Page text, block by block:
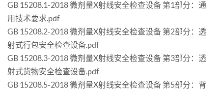
GB 15208.1-2018 微剂量X射线安全检查设备 第1部分：通
用技术要求.pdf
GB 15208.2-2018 微剂量X射线安全检查设备 第2部分：透
射式行包安全检查设备.pdf
GB 15208.3-2018 微剂量X射线安全检查设备 第3部分：透
射式货物安全检查设备.pdf
GB 15208.5-2018 微剂量X射线安全检查设备 第5部分：背